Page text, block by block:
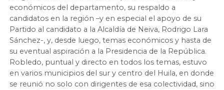
económicos del departamento, su respaldo a
candidatos en la región –y en especial el apoyo de su
Partido al candidato a la Alcaldía de Neiva, Rodrigo Lara
Sánchez-, y, desde luego, temas económicos y hasta de
su eventual aspiración a la Presidencia de la República.
Robledo, puntual y directo en todos los temas, estuvo
en varios municipios del sur y centro del Huila, en donde
se reunió no solo con dirigentes de esa colectividad, sino